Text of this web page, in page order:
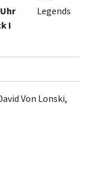
I
Legends
Von Lonski,